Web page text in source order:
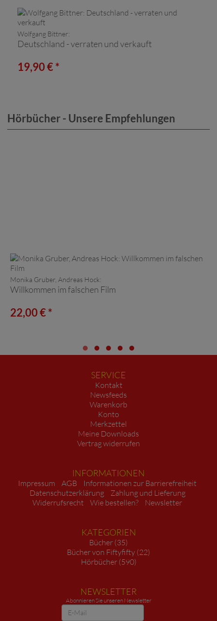
Wolfgang Bittner:
Deutschland - verraten und verkauft
19,90 € *
Hörbücher - Unsere Empfehlungen
Monika Gruber, Andreas Hock:
Willkommen im falschen Film
22,00 € *
SERVICE
Kontakt
Newsfeeds
Warenkorb
Konto
Merkzettel
Meine Downloads
Vertrag widerrufen
INFORMATIONEN
Impressum AGB
Informationen zur Barrierefreiheit
Datenschutzerklärung
Zahlung und Lieferung
Widerrufsrecht
Wie bestellen? Newsletter
KATEGORIEN
Bücher (35)
Bücher von Fiftyfifty (22)
Hörbücher (590)
NEWSLETTER
Abonnieren Sie unseren Newsletter
Newsletter